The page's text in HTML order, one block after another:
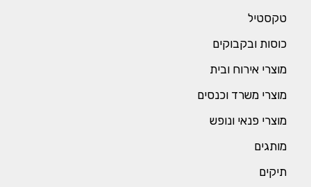
טקסטיל
כוסות ובקבוקים
מוצרי אירוח ובית
מוצרי משרד וכנסים
מוצרי פנאי ונופש
מותגים
תיקים